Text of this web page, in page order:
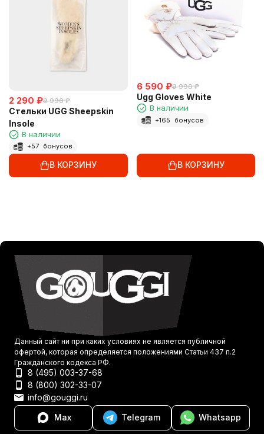
2 290 ₽9 990 ₽
Стельки UGG Sheepskin
Insole
В наличии
+57 бонусов
В КОРЗИНУ
6 590 ₽9 990 ₽
Ugg Gloves White
В наличии
+165 бонусов
В КОРЗИНУ
Данный сайт ни при каких условиях не является публичной
офертой, которая определяется положениями Статьи 437 п.2
Гражданского кодекса РФ.
8 (495) 003-37-68
8 (800) 302-33-07
info@gouggi.ru
Max
Telegram
Whatsapp